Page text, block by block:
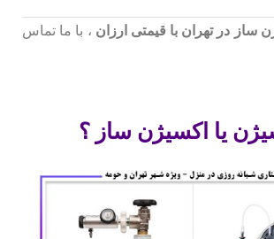
ساز در تهران با قیمتی ارزان ، با ما تماس
یا اکسیژن ساز ؟